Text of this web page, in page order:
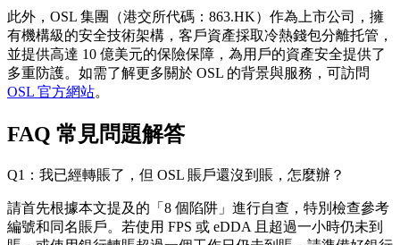
此外，OSL 集團（港交所代碼：863.HK）作為上市公司，擁
有機構級的安全技術架構，客戶資產採取冷熱錢包分離托管，
並提供高達 10 億美元的保險保障，為用戶的資產安全提供了
多重防護。如需了解更多關於 OSL 的背景與服務，可訪問
OSL 官方網站。
FAQ 常見問題解答
Q1：我已經轉賬了，但 OSL 賬戶還沒到賬，怎麼辦？
請首先根據本文提及的「8 個陷阱」進行自查，特別檢查參考
編號和同名賬戶。若使用 FPS 或 eDDA 且超過一小時仍未到